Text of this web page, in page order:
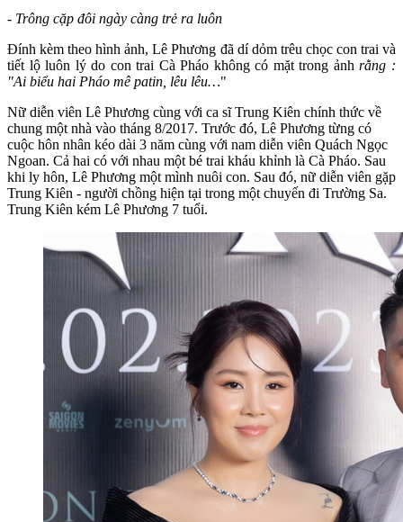
- Trông cặp đôi ngày càng trẻ ra luôn
Đính kèm theo hình ảnh, Lê Phương đã dí dỏm trêu chọc con trai và
tiết lộ luôn lý do con trai Cà Pháo không có mặt trong ảnhrằng :
"Ai biểu hai Pháo mê patin, lêu lêu…"
Nữ diễn viên Lê Phương cùng với ca sĩ Trung Kiên chính thức về
chung một nhà vào tháng 8/2017. Trước đó, Lê Phương từng có
cuộc hôn nhân kéo dài 3 năm cùng với nam diễn viên Quách Ngọc
Ngoan. Cả hai có với nhau một bé trai kháu khỉnh là Cà Pháo. Sau
khi ly hôn, Lê Phương một mình nuôi con. Sau đó, nữ diễn viên gặp
Trung Kiên - người chồng hiện tại trong một chuyến đi Trường Sa.
Trung Kiên kém Lê Phương 7 tuổi.